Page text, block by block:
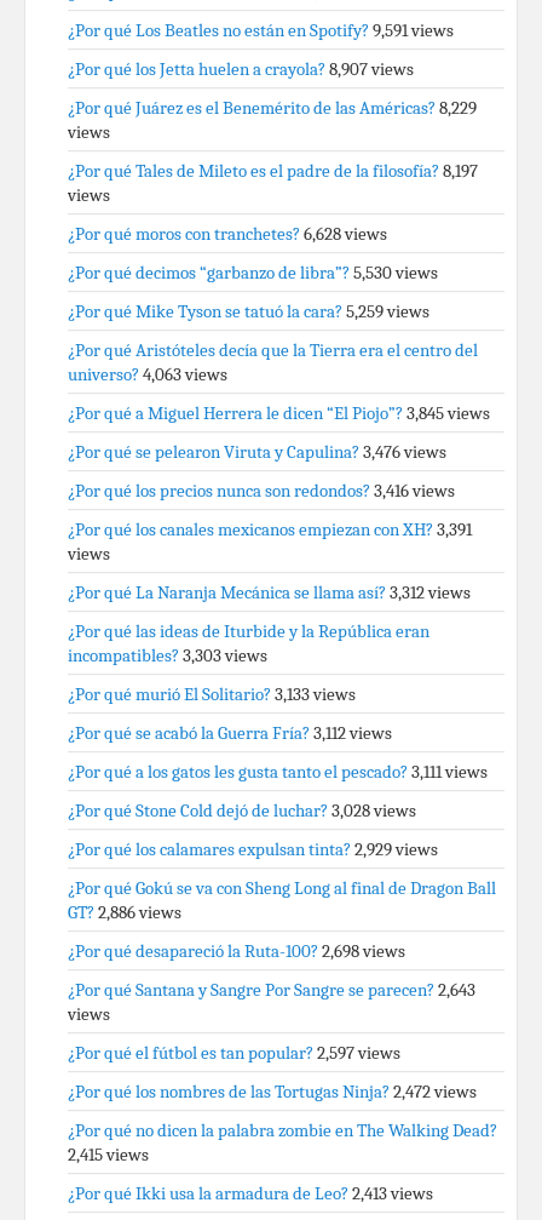
¿Por qué Los Beatles no están en Spotify? 9,591 views
¿Por qué los Jetta huelen a crayola? 8,907 views
¿Por qué Juárez es el Benemérito de las Américas? 8,229
views
¿Por qué Tales de Mileto es el padre de la filosofía? 8,197
views
¿Por qué moros con tranchetes? 6,628 views
¿Por qué decimos “garbanzo de libra”? 5,530 views
¿Por qué Mike Tyson se tatuó la cara? 5,259 views
¿Por qué Aristóteles decía que la Tierra era el centro del
universo? 4,063 views
¿Por qué a Miguel Herrera le dicen “El Piojo”? 3,845 views
¿Por qué se pelearon Viruta y Capulina? 3,476 views
¿Por qué los precios nunca son redondos? 3,416 views
¿Por qué los canales mexicanos empiezan con XH? 3,391
views
¿Por qué La Naranja Mecánica se llama así? 3,312 views
¿Por qué las ideas de Iturbide y la República eran
incompatibles? 3,303 views
¿Por qué murió El Solitario? 3,133 views
¿Por qué se acabó la Guerra Fría? 3,112 views
¿Por qué a los gatos les gusta tanto el pescado? 3,111 views
¿Por qué Stone Cold dejó de luchar? 3,028 views
¿Por qué los calamares expulsan tinta? 2,929 views
¿Por qué Gokú se va con Sheng Long al final de Dragon Ball
GT? 2,886 views
¿Por qué desapareció la Ruta-100? 2,698 views
¿Por qué Santana y Sangre Por Sangre se parecen? 2,643
views
¿Por qué el fútbol es tan popular? 2,597 views
¿Por qué los nombres de las Tortugas Ninja? 2,472 views
¿Por qué no dicen la palabra zombie en The Walking Dead?
2,415 views
¿Por qué Ikki usa la armadura de Leo? 2,413 views